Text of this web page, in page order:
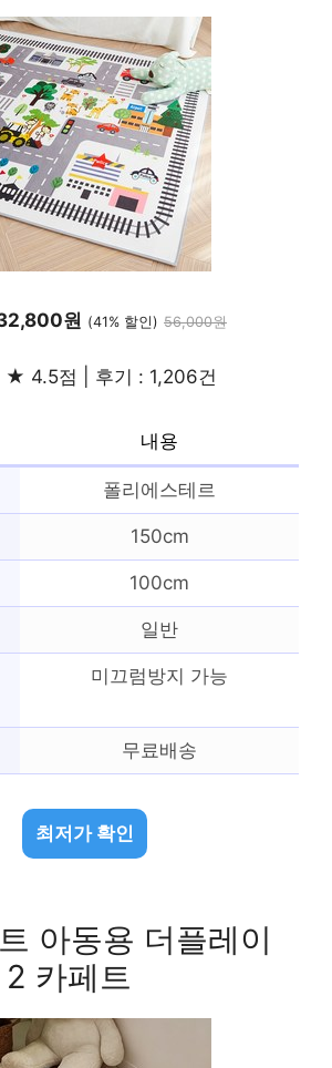
원 (41% 할인) 56,000원
★ 4.5점 | 후기 : 1,206건
내용
폴리에스테르
150cm
100cm
일반
미끄럼방지 가능
무료배송
최저가 확인
아동용 더플레이
카페트